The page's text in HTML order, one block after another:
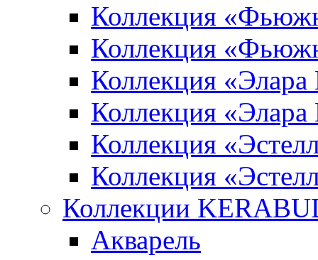
Коллекция
Коллекция
Коллекция «Элара
Коллекция «Элара
Коллекция
Коллекция
Коллекции
Акварель